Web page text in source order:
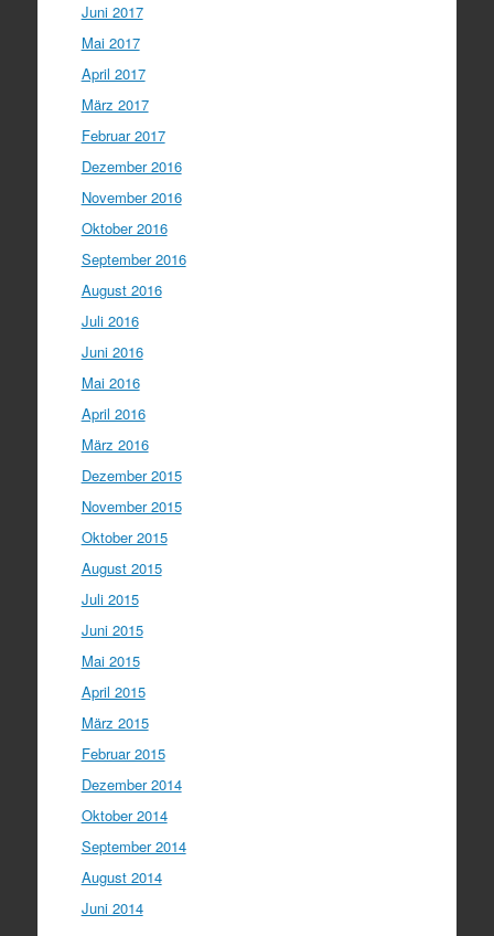
Juni 2017
Mai 2017
April 2017
März 2017
Februar 2017
Dezember 2016
November 2016
Oktober 2016
September 2016
August 2016
Juli 2016
Juni 2016
Mai 2016
April 2016
März 2016
Dezember 2015
November 2015
Oktober 2015
August 2015
Juli 2015
Juni 2015
Mai 2015
April 2015
März 2015
Februar 2015
Dezember 2014
Oktober 2014
September 2014
August 2014
Juni 2014